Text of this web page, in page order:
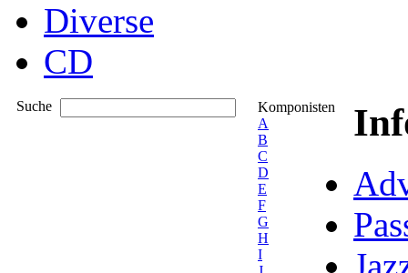
Diverse
CD
Suche
Komponisten
A
B
C
D
E
F
G
H
I